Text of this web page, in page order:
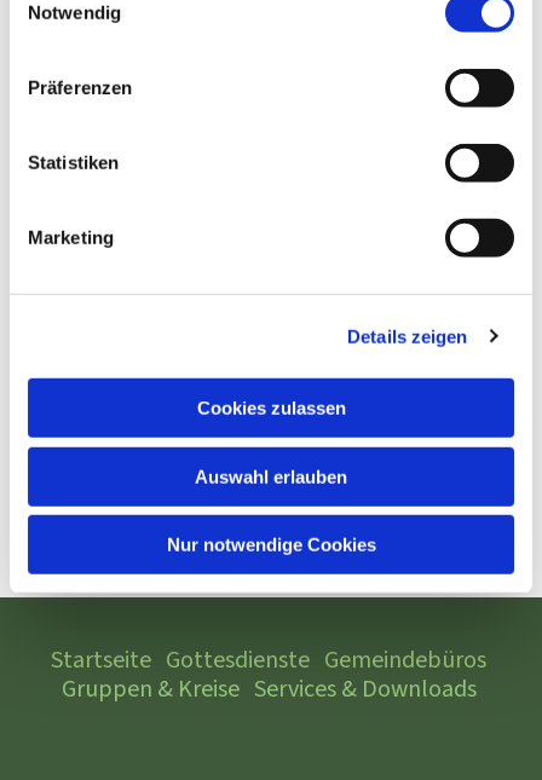
Notwendig
Präferenzen
Statistiken
Marketing
Details zeigen
Cookies zulassen
Auswahl erlauben
Nur notwendige Cookies
Oeynhausen
Startseite Gottesdienste Gemeindebüros
Gruppen & Kreise Services & Downloads